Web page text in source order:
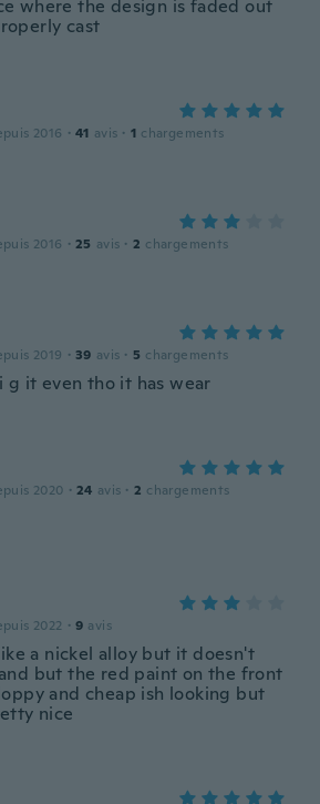
where the design is faded out
cast
2016 · 41 avis · 1 chargements
2016 · 25 avis · 2 chargements
2019 · 39 avis · 5 chargements
g it even tho it has wear
2020 · 24 avis · 2 chargements
2022 · 9 avis
a nickel alloy but it doesn't
but the red paint on the front
and cheap ish looking but
nice